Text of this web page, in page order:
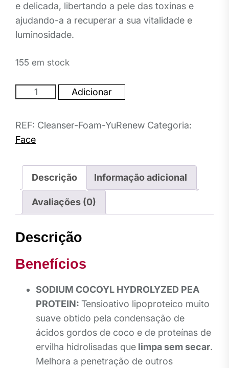
e delicada, libertando a pele das toxinas e
ajudando-a a recuperar a sua vitalidade e
luminosidade.
155 em stock
Quantidade
de
de
limpeza
200
Adicionar
REF: Cleanser-Foam-YuRenew Categoria:
Face
Descrição Informação adicional
Avaliações (0)
Descrição
Benefícios
SODIUM COCOYL HYDROLYZED PEA
PROTEIN: Tensioativo lipoproteico muito
suave obtido pela condensação de
ácidos gordos de coco e de proteínas de
ervilha hidrolisadas que limpa sem secar.
Melhora a penetração de outros